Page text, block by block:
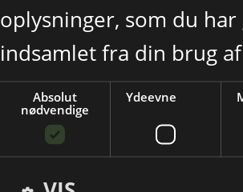
oplysninger, som du
indsamlet fra din brug
Absolut
nødvendige
Ydeevne